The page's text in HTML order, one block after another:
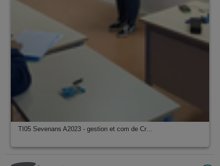
TI05 Sevenans A2023 - gestion et com de Cr…